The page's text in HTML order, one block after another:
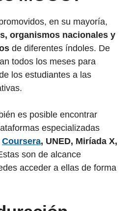
en su mayoría,
organismos nacionales y
de diferentes índoles. De
todos los meses para
los estudiantes a las
es posible encontrar
especializadas
Coursera, UNED, Miríada X,
son de alcance
acceder a ellas de forma